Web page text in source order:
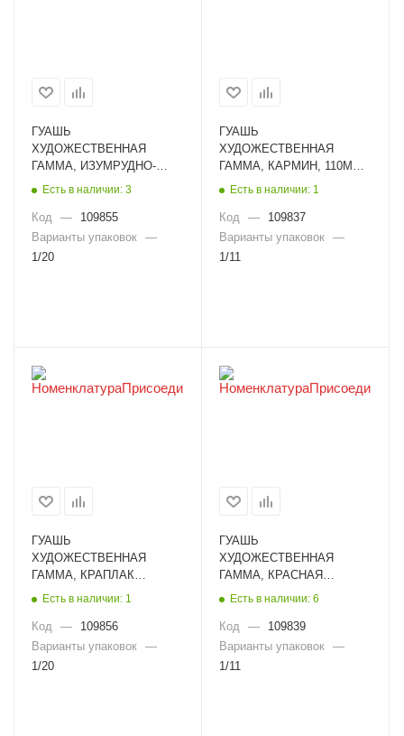
ГУАШЬ
ХУДОЖЕСТВЕННАЯ
ГАММА, ИЗУМРУДНО-
ЗЕЛЕНАЯ ТЕМНАЯ, 40МЛ
Есть в наличии: 3
Код —
109855
Варианты упаковок —
1/20
ГУАШЬ
ХУДОЖЕСТВЕННАЯ
ГАММА, КАРМИН, 110МЛ
0.20.В110.206
Есть в наличии: 1
Код —
109837
Варианты упаковок —
1/11
ГУАШЬ
ХУДОЖЕСТВЕННАЯ
ГАММА, КРАПЛАК
КРАСНЫЙ, 40МЛ
Есть в наличии: 1
Код —
109856
Варианты упаковок —
1/20
ГУАШЬ
ХУДОЖЕСТВЕННАЯ
ГАММА, КРАСНАЯ
ЖЕЛЕЗО-ОКИСНАЯ,
Есть в наличии: 6
Код —
109839
Варианты упаковок —
1/11